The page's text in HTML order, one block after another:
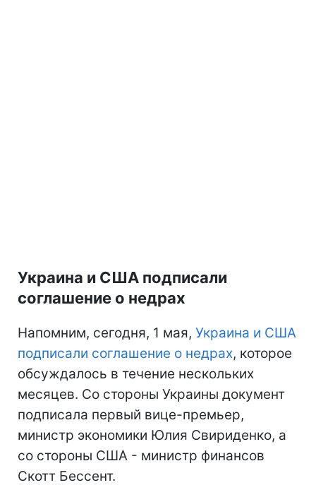
Украина и США подписали
соглашение о недрах
Напомним, сегодня, 1 мая, Украина и США
подписали соглашение о недрах, которое
обсуждалось в течение нескольких
месяцев. Со стороны Украины документ
подписала первый вице-премьер,
министр экономики Юлия Свириденко, а
со стороны США - министр финансов
Скотт Бессент.